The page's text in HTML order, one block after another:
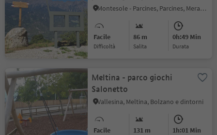
Montesole - Parcines, Parcines, Merano e dintorni
Facile
Difficoltà
86 m
Salita
0h:49 Min
durata
Meltina - parco giochi
Salonetto
Vallesina, Meltina, Bolzano e dintorni
Facile 131 m 1h:01 Min